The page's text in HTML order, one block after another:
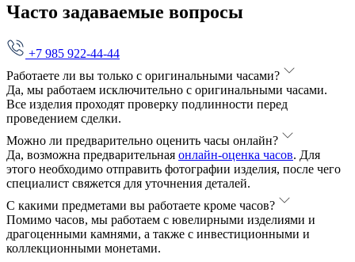
Часто задаваемые вопросы
+7 985 922-44-44
Работаете ли вы только с оригинальными часами?
Да, мы работаем исключительно с оригинальными часами.
Все изделия проходят проверку подлинности перед
проведением сделки.
Можно ли предварительно оценить часы онлайн?
Да, возможна предварительная онлайн-оценка часов. Для
этого необходимо отправить фотографии изделия, после чего
специалист свяжется для уточнения деталей.
С какими предметами вы работаете кроме часов?
Помимо часов, мы работаем с ювелирными изделиями и
драгоценными камнями, а также с инвестиционными и
коллекционными монетами.